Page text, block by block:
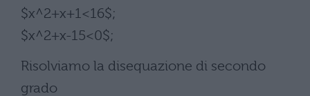
$x^2+x+1<16$;
$x^2+x-15<0$;
Risolviamo la disequazione di secondo
grado